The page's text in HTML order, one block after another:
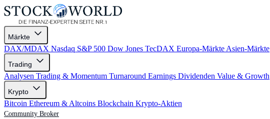
Märkte
DAX/MDAX Nasdaq S&P 500 Dow Jones TecDAX Europa-Märkte Asien-Märkte
Trading
Analysen Trading & Momentum Turnaround Earnings Dividenden Value & Growth
Krypto
Bitcoin Ethereum & Altcoins Blockchain Krypto-Aktien
Community Broker